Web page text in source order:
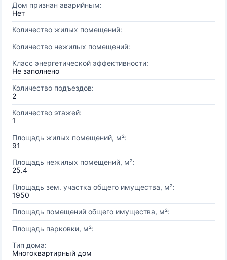
Дом признан аварийным:
Нет
Количество жилых помещений:
Количество нежилых помещений:
Класс энергетической эффективности:
Не заполнено
Количество подъездов:
2
Количество этажей:
1
Площадь жилых помещений, м²:
91
Площадь нежилых помещений, м²:
25.4
Площадь зем. участка общего имущества, м²:
1950
Площадь помещений общего имущества, м²:
Площадь парковки, м²:
Тип дома:
Многоквартирный дом